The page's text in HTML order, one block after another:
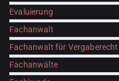
Evaluierung
Fachanwalt
Fachanwalt für Vergaberecht
Fachanwälte